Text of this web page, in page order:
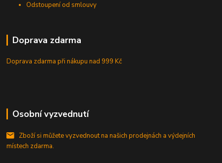
Odstoupení od smlouvy
Doprava zdarma
Doprava zdarma při nákupunad 999 Kč
Osobní vyzvednutí
Zboží si můžete vyzvednout na našich prodejnách a výdejních
místech zdarma.